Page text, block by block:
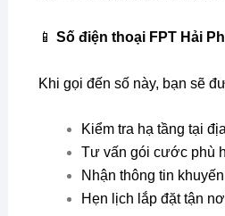
📱 Số điện thoại FPT Hải
Khi gọi đến số này, bạn sẽ
Kiểm tra hạ tầng tại
Tư vấn gói cước phù
Nhận thông tin
Hẹn lịch lắp đặt tận